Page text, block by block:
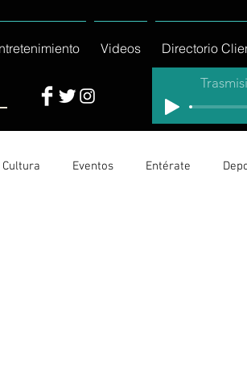
Videos Directorio
Cultura Eventos Entérate